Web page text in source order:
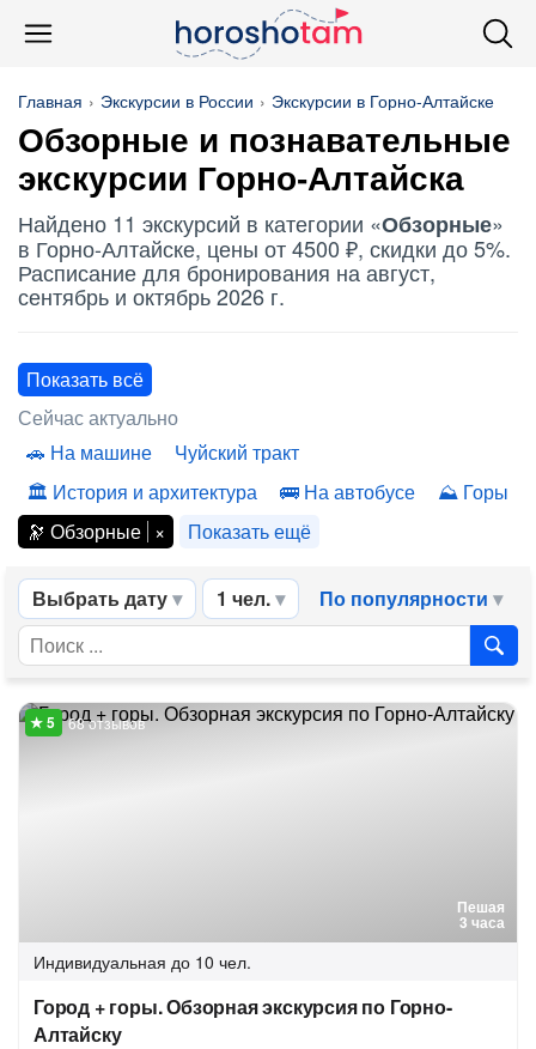
Главная Экскурсии в России Экскурсии в Горно-Алтайске
Обзорные и познавательные
экскурсии Горно-Алтайска
Найдено 11 экскурсий в категории «Обзорные»
в Горно-Алтайске, цены от 4500 ₽, скидки до 5%.
Расписание для бронирования на август,
сентябрь и октябрь 2026 г.
Показать всё
Сейчас актуально
На машине
Чуйский тракт
История и архитектура
На автобусе
Горы
Обзорные
Показать ещё
Выбрать дату 1 чел. По популярности
Пешая
3 часа
68 отзывов
Индивидуальная до 10 чел.
Город + горы. Обзорная экскурсия по Горно-
Алтайску